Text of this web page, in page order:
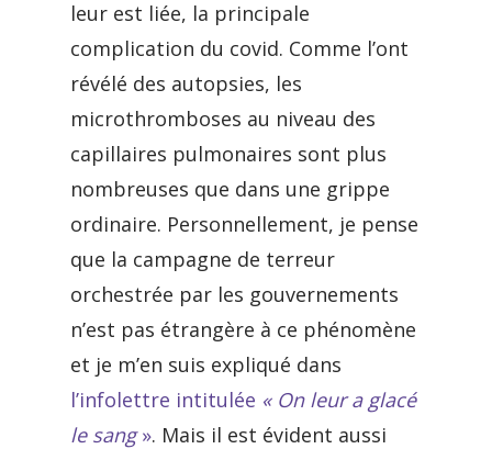
leur est liée, la principale
complication du covid. Comme l’ont
révélé des autopsies, les
microthromboses au niveau des
capillaires pulmonaires sont plus
nombreuses que dans une grippe
ordinaire. Personnellement, je pense
que la campagne de terreur
orchestrée par les gouvernements
n’est pas étrangère à ce phénomène
et je m’en suis expliqué dans
l’infolettre intitulée « On leur a glacé
le sang». Mais il est évident aussi